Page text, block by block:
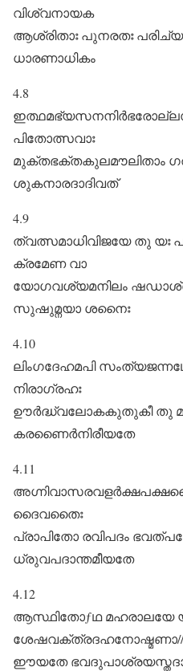
വിശ്വനായക
ആശ്രിതാഃ പുനരതഃ
ധാരണാധികം
4.8
പിതോത്സവാഃ
മുക്തഭക്തകുലമൗലിതാം
ശുകനാരദാദിവത്‌
4.9
ത്വത്സമാധിവിജയേ തു യഃ
ക്രമേണ വാ
യോഗവശ്യമനിലം
സുഷുമ്നയാ ശനൈഃ
4.10
ലിംഗദേഹമപി
നിരാഗ്രഹഃ
ഊർദ്ധ്വലോകകുതുകീ തു
കരണൈർനിരീയതേ
4.11
ദൈവതൈഃ
പ്രാപിതോ രവിപദം
ധ്രുവപദാന്തമീയതേ
4.12
ആസ്ഥിതോƒഥ മഹരാലയേ
ഈയതേ